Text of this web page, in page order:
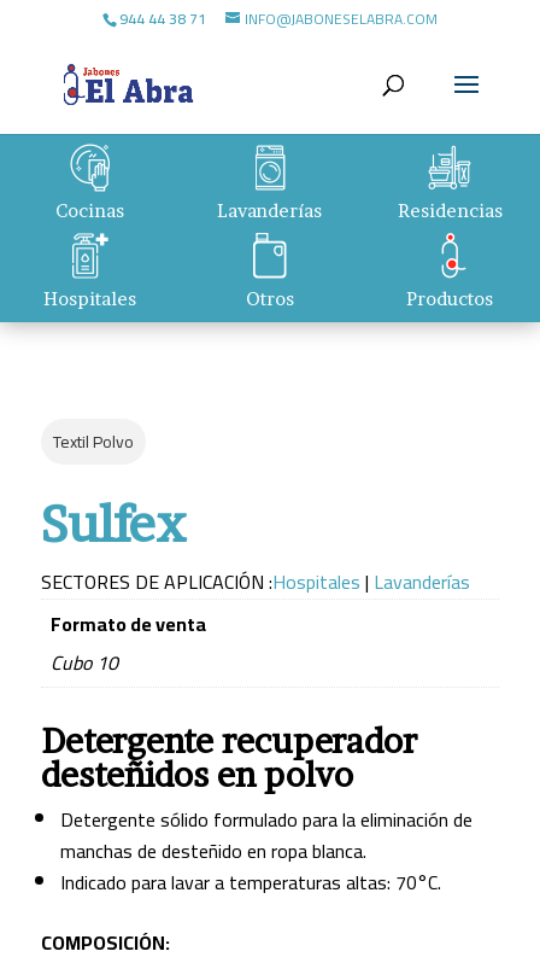
944 44 38 71 INFO@JABONESELABRA.COM
Cocinas
Hospitales
Lavanderías
Otros
Residencias
Productos
Textil Polvo
Sulfex
SECTORES DE APLICACIÓN :Hospitales| Lavanderías
Formato de venta
Cubo 10
Detergente recuperador
desteñidos en polvo
Detergente sólido formulado para la eliminación de
manchas de desteñido en ropa blanca.
Indicado para lavar a temperaturas altas: 70°C.
COMPOSICIÓN: